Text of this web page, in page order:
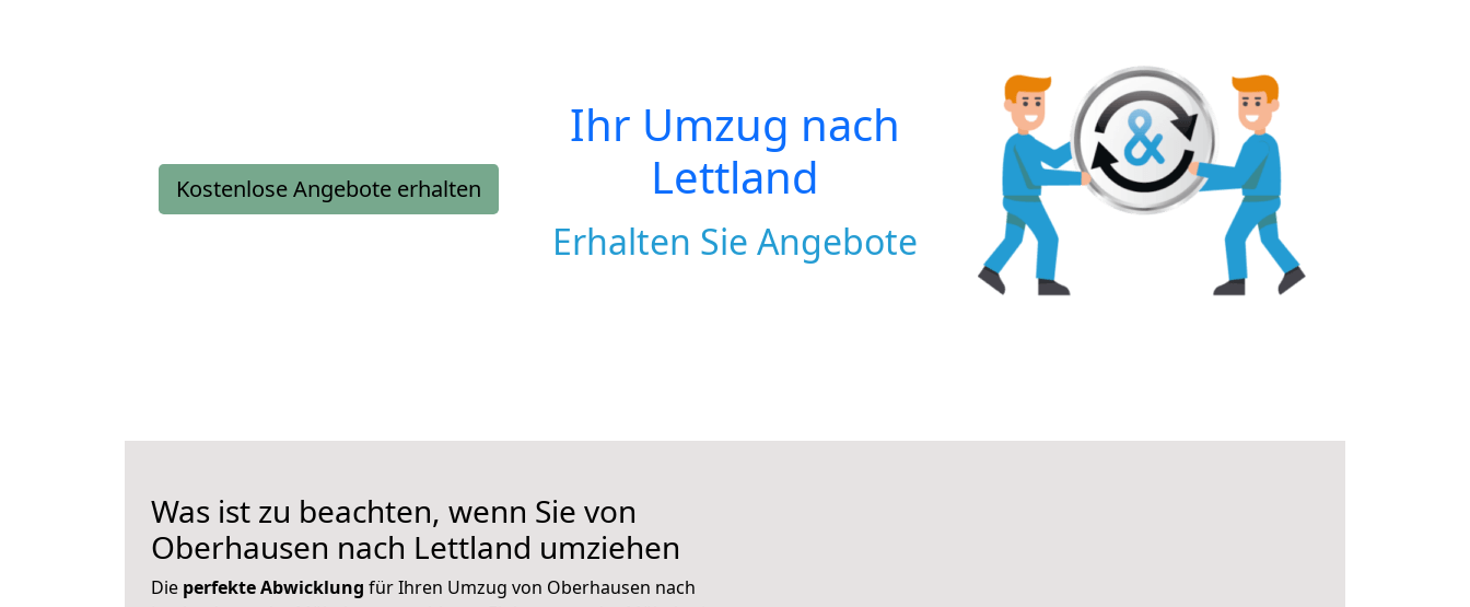
Kostenlose Angebote erhalten
Ihr Umzug nach
Lettland
Erhalten Sie Angebote
Was ist zu beachten, wenn Sie von
Oberhausen nach Lettland umziehen
Die perfekte Abwicklung für Ihren Umzug von Oberhausen nach